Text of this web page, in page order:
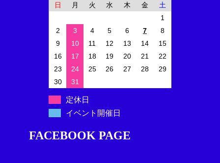
日
月 火 水 木 金
土
1
2
3 4 5 6 7
8
9
10 11 12 13 14
15
16
17 18 19 20 21
22
23
24 25 26 27 28
29
30
31
定休日
イベント開催日
FACEBOOK PAGE